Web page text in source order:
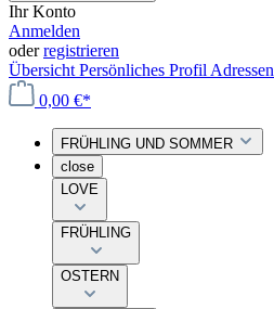
Ihr Konto
Anmelden
oderregistrieren
Übersicht Persönliches Profil Adressen
0,00 €*
FRÜHLING UND SOMMER
close
LOVE
FRÜHLING
OSTERN